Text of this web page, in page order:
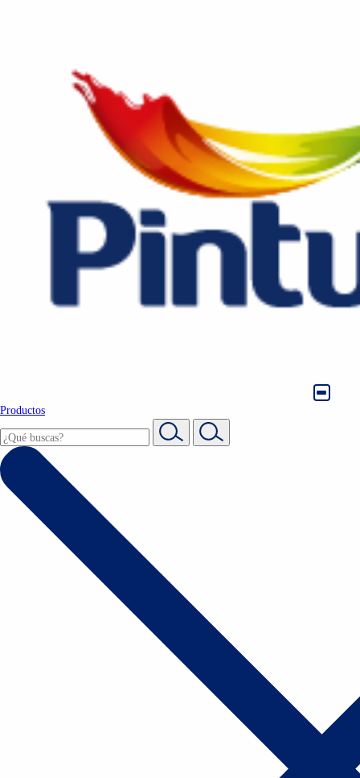
Productos